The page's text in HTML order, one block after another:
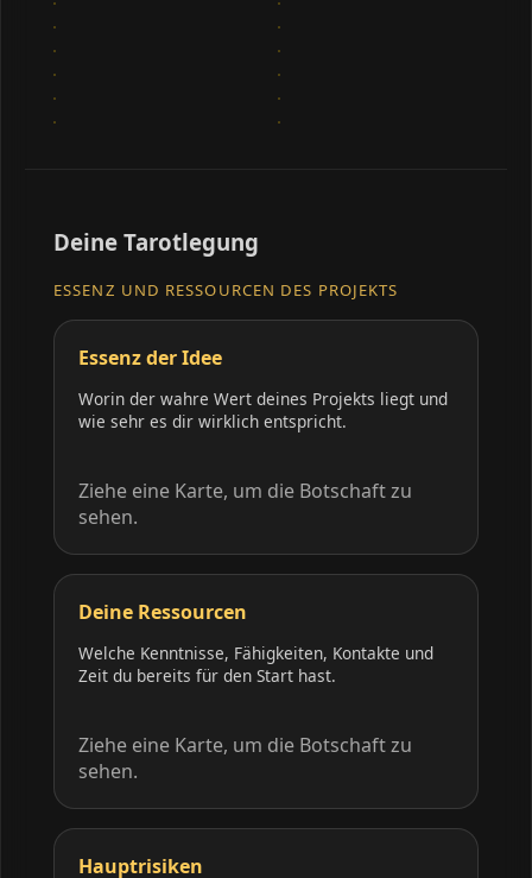
Deine Tarotlegung
ESSENZ UND RESSOURCEN DES PROJEKTS
Essenz der Idee
Worin der wahre Wert deines Projekts liegt und
wie sehr es dir wirklich entspricht.
Ziehe eine Karte, um die Botschaft zu
sehen.
Deine Ressourcen
Welche Kenntnisse, Fähigkeiten, Kontakte und
Zeit du bereits für den Start hast.
Ziehe eine Karte, um die Botschaft zu
sehen.
Hauptrisiken